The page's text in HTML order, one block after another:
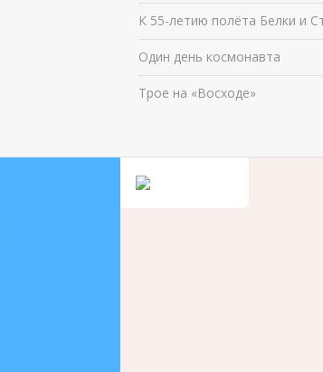
К 55-летию полёта Белки и
Один день космонавта
Трое на «Восходе»